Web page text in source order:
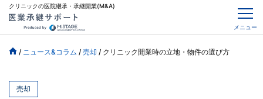
クリニックの医院継承・承継開業(M&A)
メニュー
/ ニュース&コラム / 売却 / クリニック開業時の立地・物件の選び方
売却